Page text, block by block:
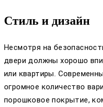
Стиль и дизайн
Несмотря на
двери должны хорошо
или квартиры.
огромное количество
порошковое покрытие,